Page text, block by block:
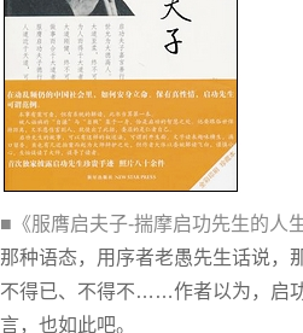
■《服膺启夫子-揣摩启功先生的人
那种语态，用序者老愚先生话说，
不得已、不得不……作者以为，启
言，也如此吧。